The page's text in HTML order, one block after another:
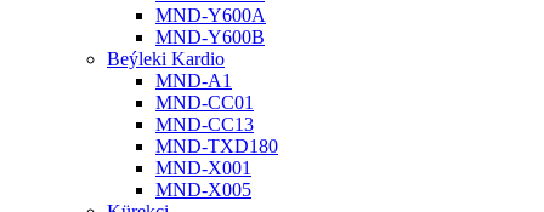
MND-Y600A
MND-Y600B
Beýleki Kardio
MND-A1
MND-CC01
MND-CC13
MND-TXD180
MND-X001
MND-X005